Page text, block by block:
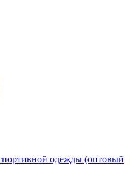
одежды (оптовый